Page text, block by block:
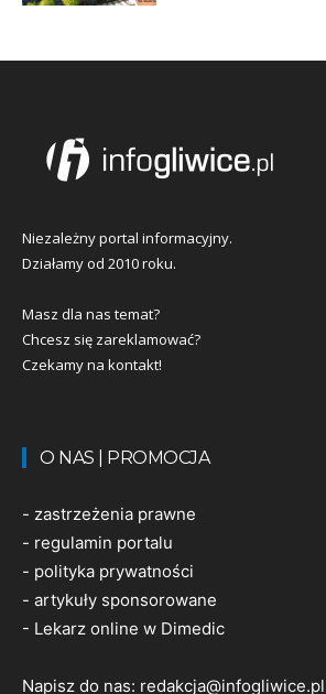
Niezależny portal informacyjny.
Działamy od 2010 roku.
Masz dla nas temat?
Chcesz się zareklamować?
Czekamy na kontakt!
O NAS | PROMOCJA
- zastrzeżenia prawne
- regulamin portalu
- polityka prywatności
- artykuły sponsorowane
- Lekarz online w Dimedic
Napisz do nas: redakcja@infogliwice.pl